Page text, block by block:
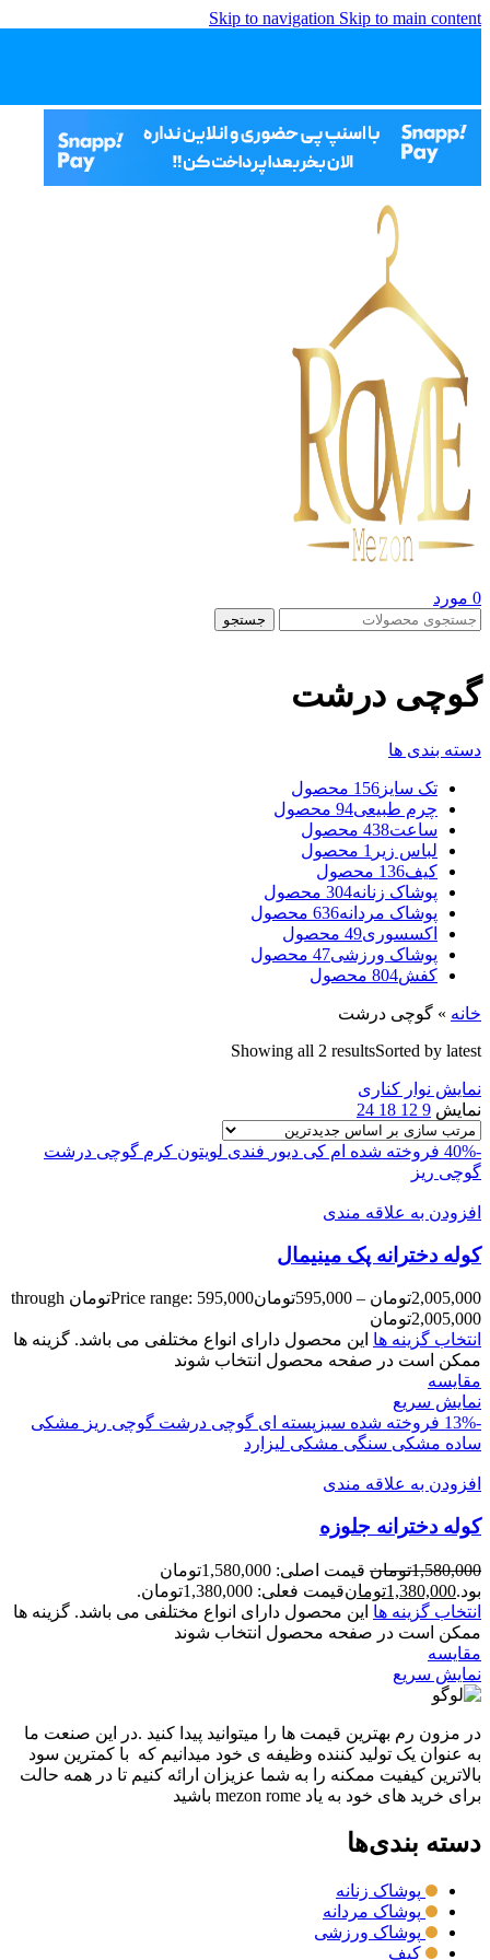
Skip to navigation Skip to main content
0 مورد
جستجو
گوچی درشت
دسته بندی ها
تک سایز 156 محصول
چرم طبیعی94 محصول
ساعت438 محصول
لباس زیر 1 محصول
کیف136 محصول
پوشاک زنانه304 محصول
پوشاک مردانه636 محصول
اکسسوری49 محصول
پوشاک ورزشی47 محصول
کفش804 محصول
خانه » گوچی درشت
Showing all 2 resultsSorted by latest
نمایش نوار کناری
نمایش 9
12
18
24
-40% فروخته شده ام کی دیور فندی لویتون کرم گوچی درشت
گوچی ریز
افزودن به علاقه مندی
کوله دخترانه پک مينيمال
2,005,000تومان –
595,000تومان
Price range: 595,000تومان through
2,005,000تومان
انتخاب گزینه ها این محصول دارای انواع مختلفی می باشد. گزینه ها
ممکن است در صفحه محصول انتخاب شوند
مقايسه
نمایش سریع
-13%
فروخته شده سبزپسته ای گوچی درشت گوچی ریز مشکی
ساده مشکی سنگی مشکی لیزارد
افزودن به علاقه مندی
کوله دخترانه جلوزه
1,580,000تومان
قیمت اصلی: 1,580,000تومان
بود.1,380,000تومانقیمت فعلی: 1,380,000تومان.
انتخاب گزینه ها این محصول دارای انواع مختلفی می باشد. گزینه ها
ممکن است در صفحه محصول انتخاب شوند
مقايسه
نمایش سریع
در مزون رم بهترین قیمت ها را میتوانید پیدا کنید .در این صنعت ما
به عنوان یک تولید کننده وظیفه ی خود میدانیم که با کمترین سود
بالاترین کیفیت ممکنه را به شما عزیزان ارائه کنیم تا در همه حالت
برای خرید های خود به یاد mezon rome باشید
دسته بندی‌ها
پوشاک زنانه
پوشاک مردانه
پوشاک ورزشی
کیف